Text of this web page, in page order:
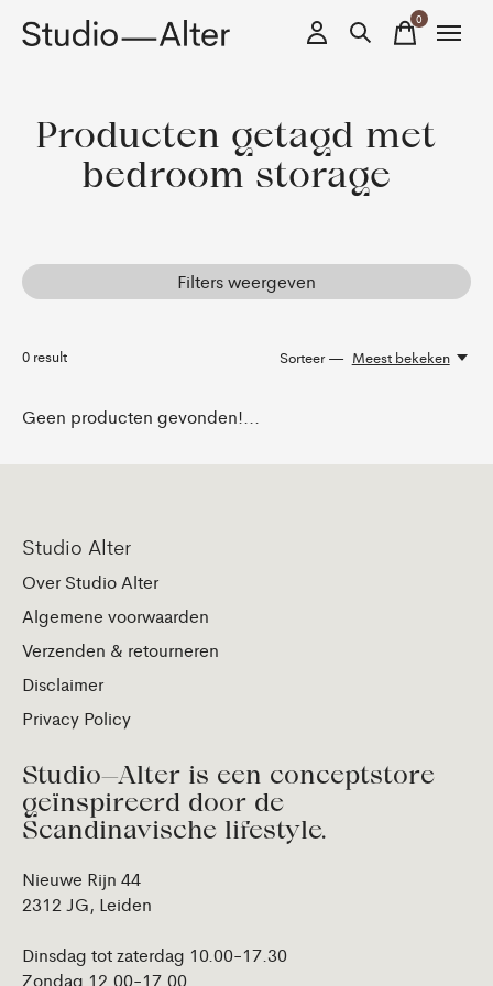
0items
Producten getagd met
bedroom storage
Filters weergeven
0 result Sorteer — Meest bekeken
Geen producten gevonden!...
Studio Alter
Over Studio Alter
Algemene voorwaarden
Verzenden & retourneren
Disclaimer
Privacy Policy
Studio—Alter is een conceptstore
geïnspireerd door de
Scandinavische lifestyle.
Nieuwe Rijn 44
2312 JG, Leiden
Dinsdag tot zaterdag 10.00-17.30
Zondag 12.00-17.00